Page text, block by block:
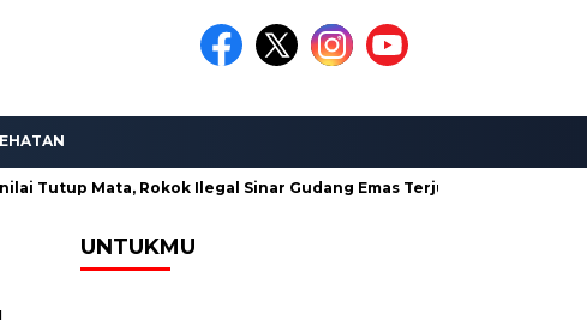
Rokok Ilegal Sinar Gudang Emas Terjual Bebas di Madura
UNTUKMU